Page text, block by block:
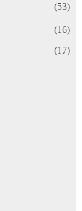
(53)
(16)
(17)